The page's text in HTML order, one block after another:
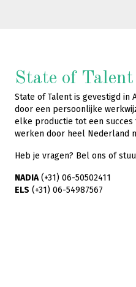
State of Talent
State of Talent is gevestigd in
door een persoonlijke
elke productie tot een succes
werken door heel Nederland
Heb je vragen? Bel ons of
NADIA(+31) 06-50502411
ELS (+31) 06-54987567